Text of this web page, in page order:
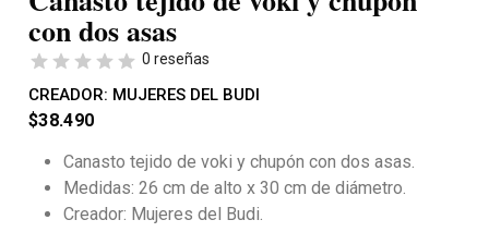
con dos asas
0 reseñas
CREADOR: MUJERES DEL BUDI
$38.490
Canasto tejido de voki y chupón con dos asas.
Medidas: 26 cm de alto x 30 cm de diámetro.
Creador: Mujeres del Budi.